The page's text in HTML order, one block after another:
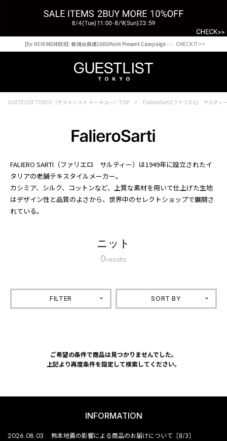
Shopping from outside Japan? Visit our Global Site here. >>
【for NEW MEMBER】新規会員様1000Point Present Campaign CHECK IT>>
GUESTLIST TOKYO（ゲストリスト トーキョー）TOP FalieroSarti(ファリエロ サルティ
FALIERO SARTI（ファリエロ サルティー）は1949年に設立されたイ
タリアの老舗テキスタイルメーカー。
カシミア、シルク、コットンなど、上質な素材を用いて仕上げた生地
はデザイン性と品質のよさから、世界中のセレクトショップで展開さ
れている。
ニット
0results
FILTER SORT BY
ご希望の条件で商品は見つかりませんでした。
上記より再度条件を設定して検索してください。
INFORMATION
2026.08.03 熊本地震の影響による商品のお届けについて［8/3］